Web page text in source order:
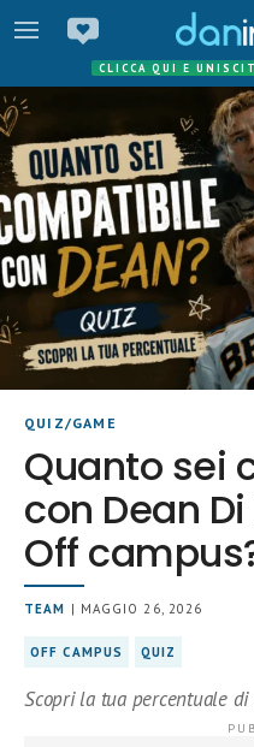
CLICCA QUI E
QUIZ/GAME
Quanto sei
con Dean
Off
TEAM | MAGGIO 26, 2026
OFF CAMPUS QUIZ
Scopri la tua percentuale